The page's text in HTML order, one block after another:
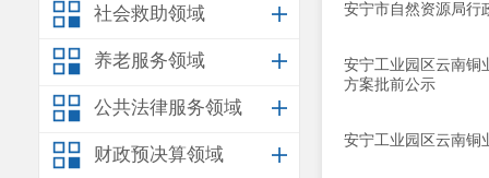
社会救助领域
养老服务领域
公共法律服务领域
财政预决算领域
安宁市自然资源局行
安宁工业园区云南
方案批前公示
安宁工业园区云南